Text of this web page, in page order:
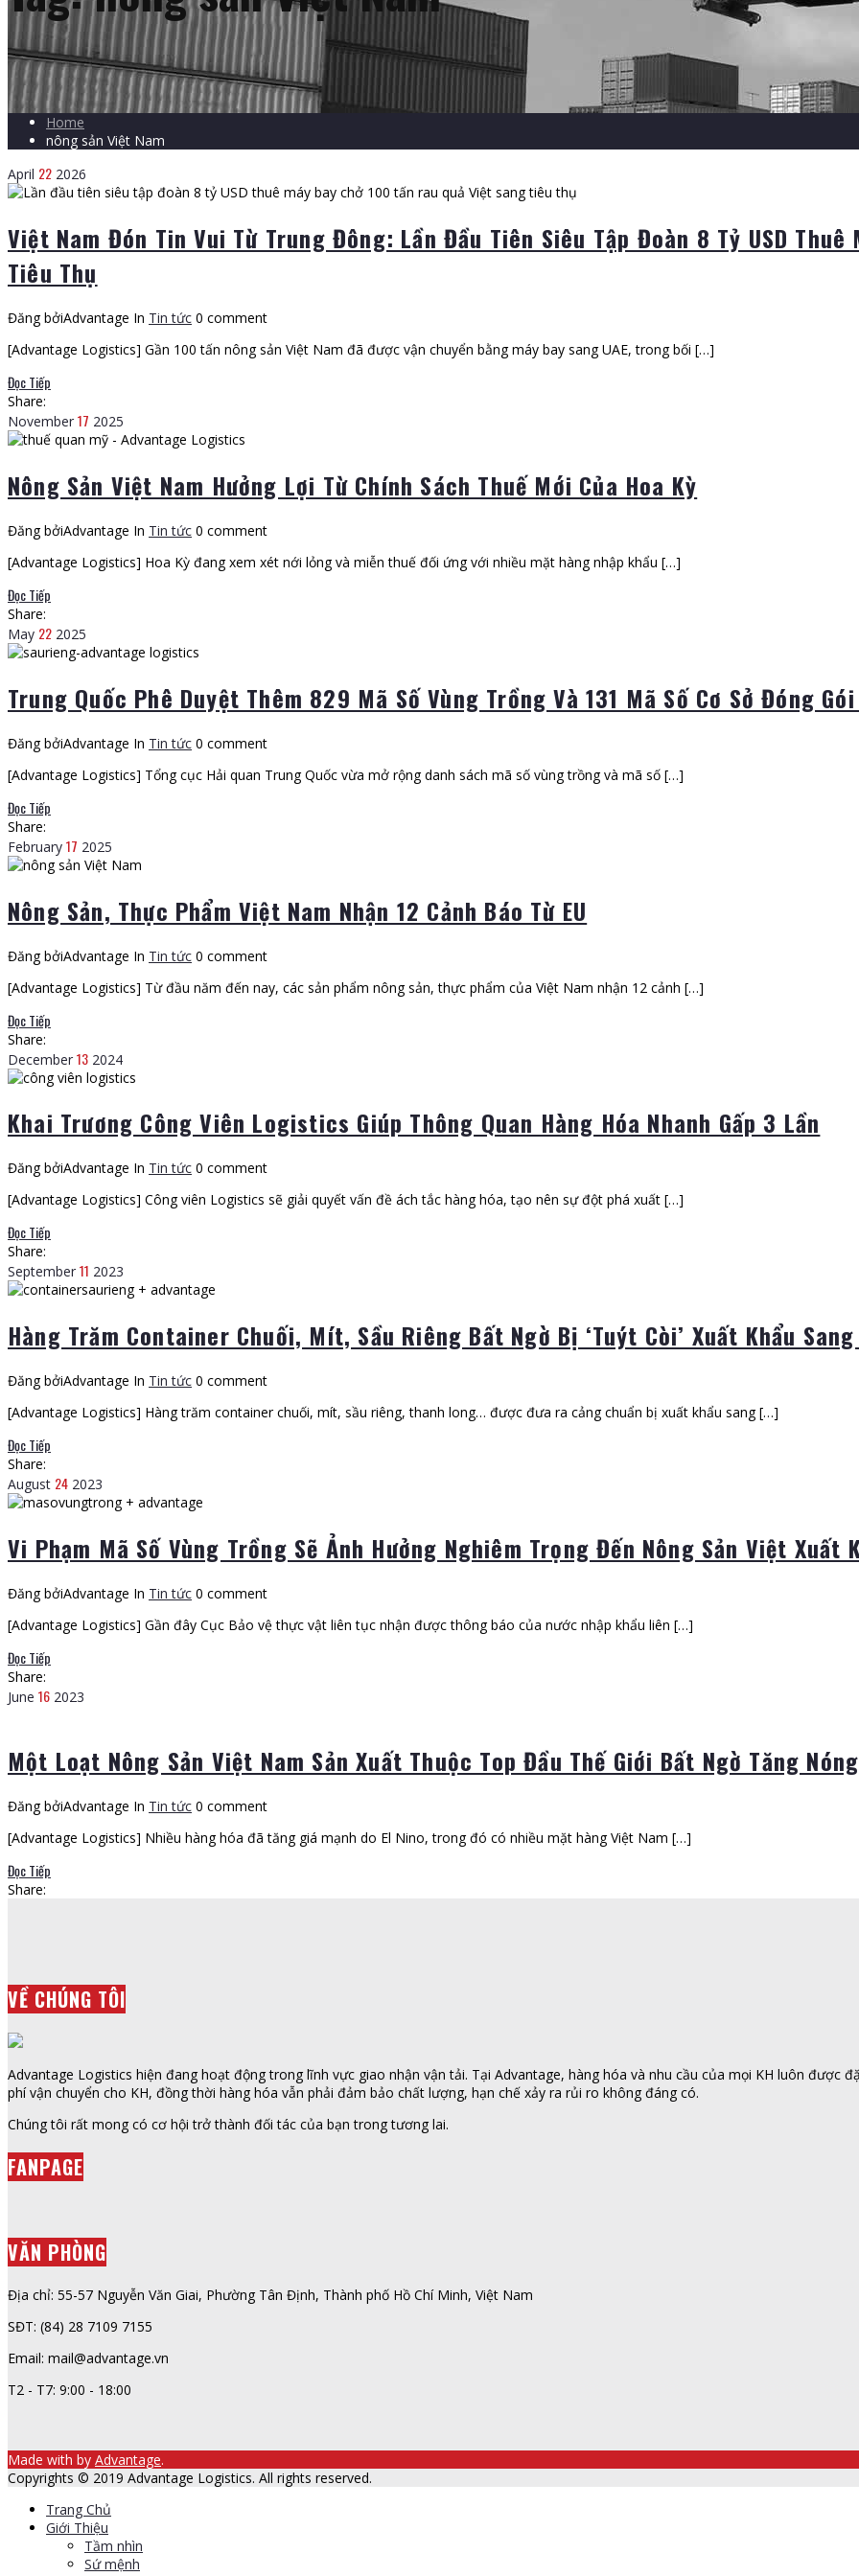
Home
nông sản Việt Nam
April 22 2026
Việt Nam Đón Tin Vui Từ Trung Đông: Lần Đầu Tiên Siêu Tập Đoàn 8 Tỷ USD Thuê
Tiêu Thụ
Đăng bởiAdvantage In Tin tức 0 comment
[Advantage Logistics] Gần 100 tấn nông sản Việt Nam đã được vận chuyển bằng máy bay sang UAE, trong bối […]
Đọc Tiếp
Share:
November 17 2025
Nông Sản Việt Nam Hưởng Lợi Từ Chính Sách Thuế Mới Của Hoa Kỳ
Đăng bởiAdvantage In Tin tức 0 comment
[Advantage Logistics] Hoa Kỳ đang xem xét nới lỏng và miễn thuế đối ứng với nhiều mặt hàng nhập khẩu […]
Đọc Tiếp
Share:
May 22 2025
Trung Quốc Phê Duyệt Thêm 829 Mã Số Vùng Trồng Và 131 Mã Số Cơ Sở Đóng
Đăng bởiAdvantage In Tin tức 0 comment
[Advantage Logistics] Tổng cục Hải quan Trung Quốc vừa mở rộng danh sách mã số vùng trồng và mã số […]
Đọc Tiếp
Share:
February 17 2025
Nông Sản, Thực Phẩm Việt Nam Nhận 12 Cảnh Báo Từ EU
Đăng bởiAdvantage In Tin tức 0 comment
[Advantage Logistics] Từ đầu năm đến nay, các sản phẩm nông sản, thực phẩm của Việt Nam nhận 12 cảnh […]
Đọc Tiếp
Share:
December 13 2024
Khai Trương Công Viên Logistics Giúp Thông Quan Hàng Hóa Nhanh Gấp 3 Lần
Đăng bởiAdvantage In Tin tức 0 comment
[Advantage Logistics] Công viên Logistics sẽ giải quyết vấn đề ách tắc hàng hóa, tạo nên sự đột phá xuất […]
Đọc Tiếp
Share:
September 11 2023
Hàng Trăm Container Chuối, Mít, Sầu Riêng Bất Ngờ Bị ‘Tuýt Còi’ Xuất Khẩu
Đăng bởiAdvantage In Tin tức 0 comment
[Advantage Logistics] Hàng trăm container chuối, mít, sầu riêng, thanh long… được đưa ra cảng chuẩn bị xuất khẩu sang […]
Đọc Tiếp
Share:
August 24 2023
Vi Phạm Mã Số Vùng Trồng Sẽ Ảnh Hưởng Nghiêm Trọng Đến Nông Sản Việt Xuất
Đăng bởiAdvantage In Tin tức 0 comment
[Advantage Logistics] Gần đây Cục Bảo vệ thực vật liên tục nhận được thông báo của nước nhập khẩu liên […]
Đọc Tiếp
Share:
June 16 2023
Một Loạt Nông Sản Việt Nam Sản Xuất Thuộc Top Đầu Thế Giới Bất Ngờ Tăng
Đăng bởiAdvantage In Tin tức 0 comment
[Advantage Logistics] Nhiều hàng hóa đã tăng giá mạnh do El Nino, trong đó có nhiều mặt hàng Việt Nam […]
Đọc Tiếp
Share:
VỀ CHÚNG TÔI
Advantage Logistics hiện đang hoạt động trong lĩnh vực giao nhận vận tải. Tại Advantage, hàng hóa và nhu cầu của mọi KH luôn được
phí vận chuyển cho KH, đồng thời hàng hóa vẫn phải đảm bảo chất lượng, hạn chế xảy ra rủi ro không đáng có.
Chúng tôi rất mong có cơ hội trở thành đối tác của bạn trong tương lai.
FANPAGE
VĂN PHÒNG
Địa chỉ: 55-57 Nguyễn Văn Giai, Phường Tân Định, Thành phố Hồ Chí Minh, Việt Nam
SĐT: (84) 28 7109 7155
Email: mail@advantage.vn
T2 - T7: 9:00 - 18:00
Made with by Advantage.
Copyrights © 2019 Advantage Logistics. All rights reserved.
Trang Chủ
Giới Thiệu
Tầm nhìn
Sứ mệnh